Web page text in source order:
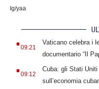
Ig/yaa
.09:21
Vaticano celebra i
documentario “Il
.09:12
Cuba: gli Stati
sull’economia